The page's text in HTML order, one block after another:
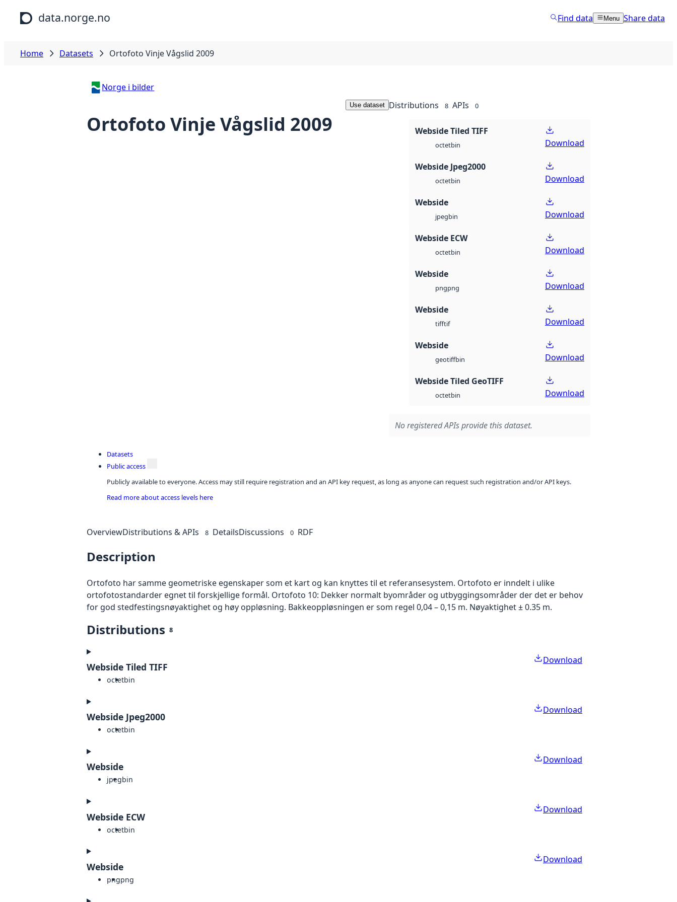
Skip to main content
data.norge.no Find data Menu Share data
Home Datasets Ortofoto Vinje Vågslid 2009
Norge i bilder
Ortofoto Vinje Vågslid 2009
Use dataset Distributions 8 APIs 0
Webside Tiled TIFF
octetbin Download
Webside Jpeg2000
octetbin Download
Webside
jpegbin Download
Webside ECW
octetbin Download
Webside
pngpng Download
Webside
tifftif Download
Webside
geotiffbin Download
Webside Tiled GeoTIFF
octetbin Download
No registered APIs provide this dataset.
Datasets
Public access
Publicly available to everyone. Access may still require registration and an API key request, as long as anyone can request such registration and/or API keys.
Read more about access levels here
OverviewDistributions & APIs 8 DetailsDiscussions 0 RDF
Description
Ortofoto har samme geometriske egenskaper som et kart og kan knyttes til et referansesystem. Ortofoto er inndelt i ulike
ortofotostandarder egnet til forskjellige formål. Ortofoto 10: Dekker normalt byområder og utbyggingsområder der det er behov
for god stedfestingsnøyaktighet og høy oppløsning. Bakkeoppløsningen er som regel 0,04 – 0,15 m. Nøyaktighet ± 0.35 m.
Distributions 8
Webside Tiled TIFF
octetbin
Download
Webside Jpeg2000
octetbin
Download
Webside
jpegbin
Download
Webside ECW
octetbin
Download
Webside
pngpng
Download